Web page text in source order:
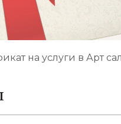
на услуги в Арт